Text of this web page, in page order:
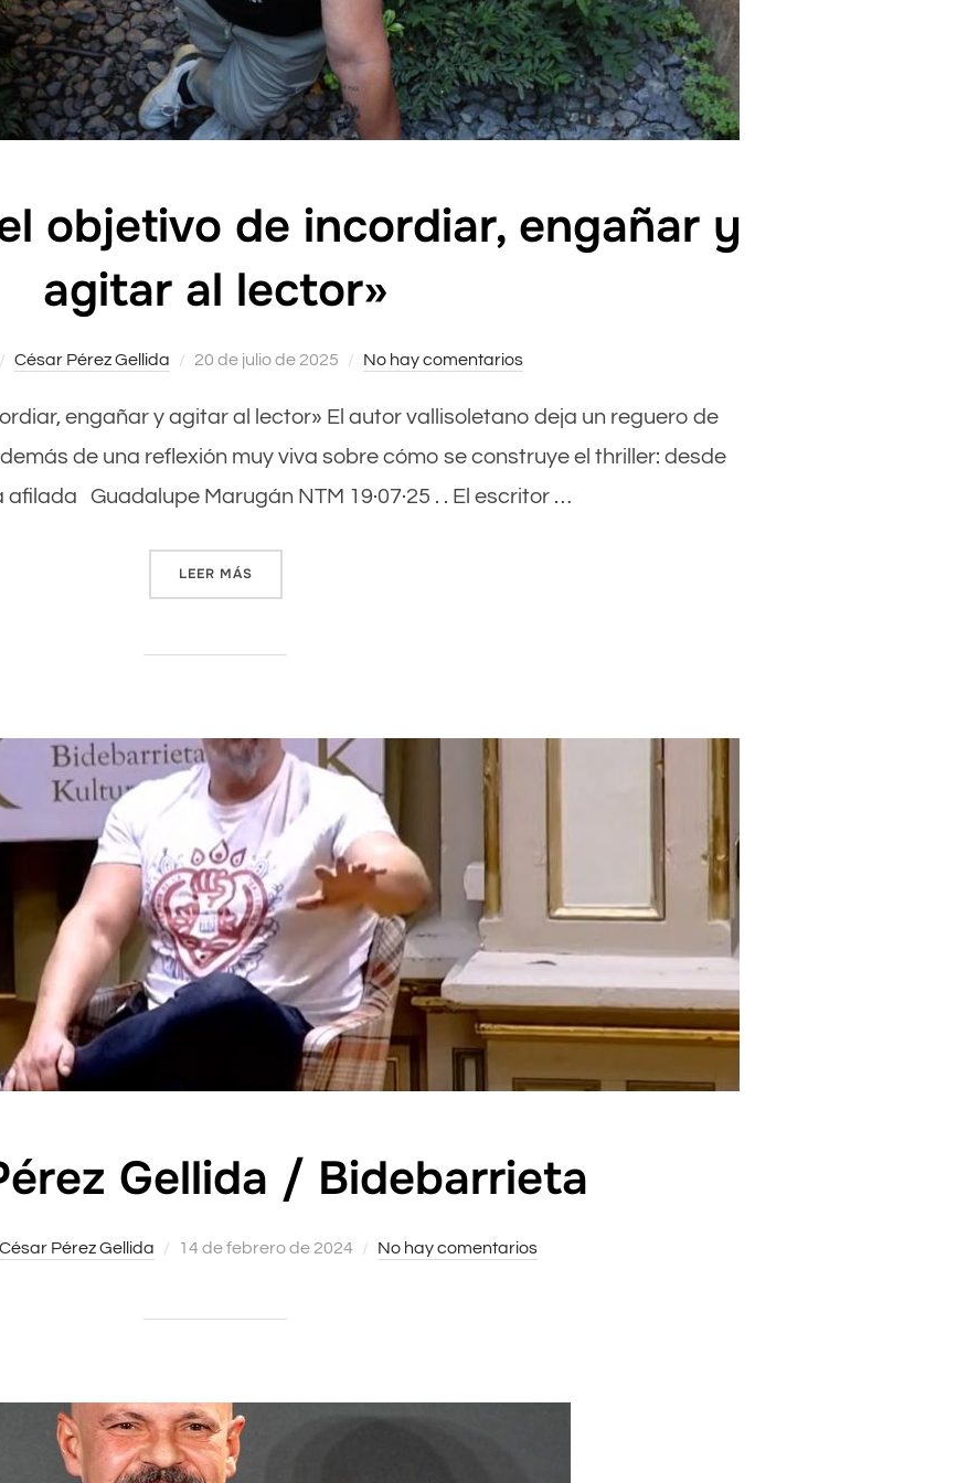
objetivo de incordiar, engañar y
agitar al lector»
César Pérez Gellida
Publicado
20 de julio de 2025 No hay comentarios
engañar y agitar al lector» El autor vallisoletano deja un reguero de
de una reflexión muy viva sobre cómo se construye el thriller: desde
Guadalupe Marugán NTM 19·07·25 . . El escritor …
LEER MÁS
Gellida / Bidebarrieta
César Pérez Gellida
Publicado
14 de febrero de 2024 No hay comentarios